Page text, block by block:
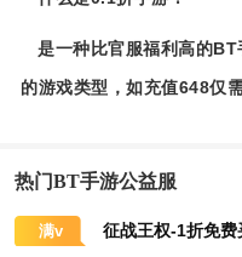
是一种比官服福利高的
的游戏类型，如充值648仅
热门BT手游公益服
满v 征战王权-1折免费